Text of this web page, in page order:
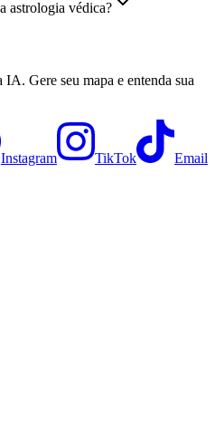
astrologia védica?
Gere seu mapa e entenda sua
Instagram TikTok Email